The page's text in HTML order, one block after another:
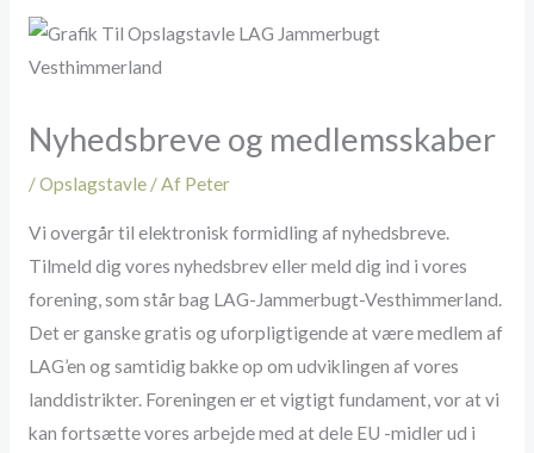
Nyhedsbreve og medlemsskaber
/Opslagstavle/ Af Peter
Vi overgår til elektronisk formidling af nyhedsbreve.
Tilmeld dig vores nyhedsbrev eller meld dig ind i vores
forening, som står bag LAG-Jammerbugt-Vesthimmerland.
Det er ganske gratis og uforpligtigende at være medlem af
LAG’en og samtidig bakke op om udviklingen af vores
landdistrikter. Foreningen er et vigtigt fundament, vor at vi
kan fortsætte vores arbejde med at dele EU -midler ud i